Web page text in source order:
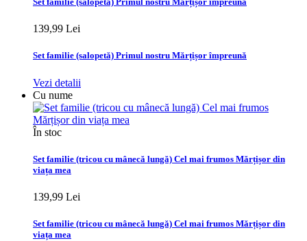
139,99 Lei
Set familie (salopetă) Primul nostru Mărțișor împreună
Vezi detalii
Cu nume
În stoc
Set familie (tricou cu mânecă lungă) Cel mai frumos Mărțișor din
viața mea
139,99 Lei
Set familie (tricou cu mânecă lungă) Cel mai frumos Mărțișor din
viața mea